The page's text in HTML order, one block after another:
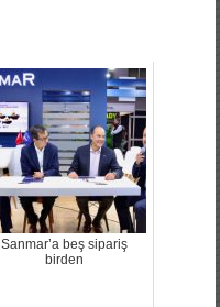
Sanmar’a beş sipariş
birden